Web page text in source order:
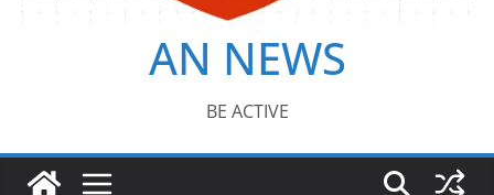
AN NEWS
BE ACTIVE